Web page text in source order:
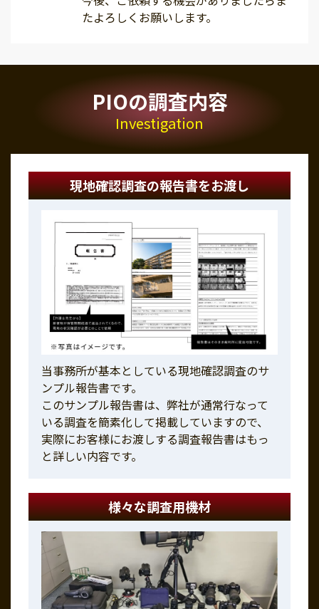
たよろしくお願いします。
PIOの調査内容
Investigation
現地確認調査の報告書をお渡し
当事務所が基本としている現地確認調査のサ
ンプル報告書です。
このサンプル報告書は、弊社が通常行なって
いる調査を簡素化して掲載していますので、
実際にお客様にお渡しする調査報告書はもっ
と詳しい内容です。
様々な調査用機材